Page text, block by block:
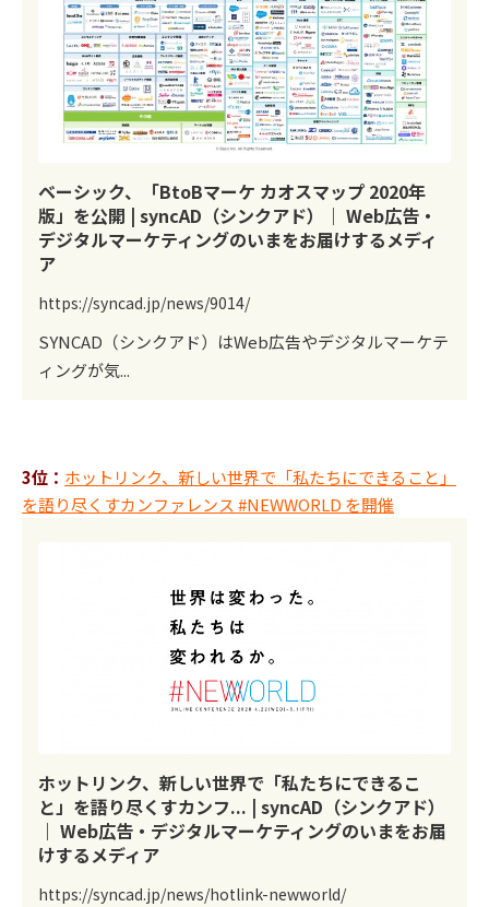
ベーシック、「BtoBマーケ カオスマップ 2020年
版」を公開 | syncAD（シンクアド）｜ Web広告・
デジタルマーケティングのいまをお届けするメディ
ア
https://syncad.jp/news/9014/
SYNCAD（シンクアド）はWeb広告やデジタルマーケテ
ィングが気...
3位： ホットリンク、新しい世界で「私たちにできること」
を語り尽くすカンファレンス #NEWWORLD を開催
ホットリンク、新しい世界で「私たちにできるこ
と」を語り尽くすカンフ... | syncAD（シンクアド）
｜ Web広告・デジタルマーケティングのいまをお届
けするメディア
https://syncad.jp/news/hotlink-newworld/